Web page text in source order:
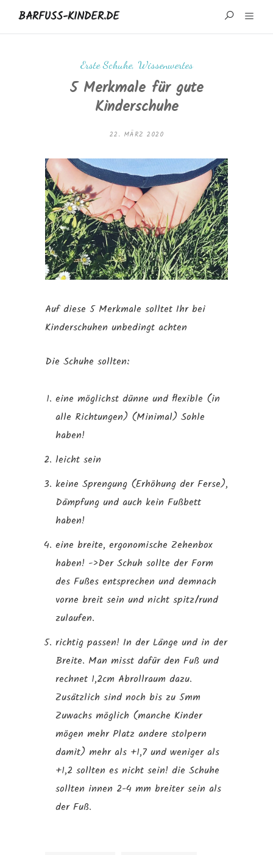
BARFUSS-KINDER.DE
WISSENSWERTES
MARKEN UND REZENSIONEN
IMPRESSUM
Erste Schuhe, Wissenwertes
5 Merkmale für gute
Kinderschuhe
22. MÄRZ 2020
Auf diese 5 Merkmale solltet Ihr bei
Kinderschuhen unbedingt achten
Die Schuhe sollten:
eine möglichst dünne und flexible (in
alle Richtungen) (Minimal) Sohle
haben!
leicht sein
keine Sprengung (Erhöhung der Ferse),
Dämpfung und auch kein Fußbett
haben!
eine breite, ergonomische Zehenbox
haben! ->Der Schuh sollte der Form
des Fußes entsprechen und demnach
vorne breit sein und nicht spitz/rund
zulaufen.
richtig passen! In der Länge und in der
Breite. Man misst dafür den Fuß und
rechnet 1,2cm Abrollraum dazu.
Zusätzlich sind noch bis zu 5mm
Zuwachs möglich (manche Kinder
mögen mehr Platz andere stolpern
damit) mehr als +1,7 und weniger als
+1,2 sollten es nicht sein! die Schuhe
sollten innen 2-4 mm breiter sein als
der Fuß.